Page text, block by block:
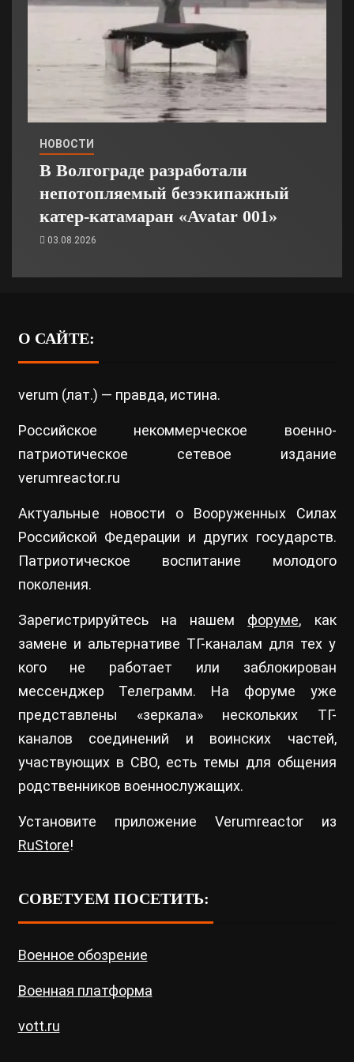
НОВОСТИ
В Волгограде разработали
непотопляемый безэкипажный
катер-катамаран «Avatar 001»
03.08.2026
О САЙТЕ:
verum (лат.) — правда, истина.
Российское некоммерческое военно-
патриотическое сетевое издание
verumreactor.ru
Актуальные новости о Вооруженных Силах
Российской Федерации и других государств.
Патриотическое воспитание молодого
поколения.
Зарегистрируйтесь на нашем форуме, как
замене и альтернативе ТГ-каналам для тех у
кого не работает или заблокирован
мессенджер Телеграмм. На форуме уже
представлены «зеркала» нескольких ТГ-
каналов соединений и воинских частей,
участвующих в СВО, есть темы для общения
родственников военнослужащих.
Установите приложение Verumreactor из
RuStore!
СОВЕТУЕМ ПОСЕТИТЬ:
Военное обозрение
Военная платформа
vott.ru